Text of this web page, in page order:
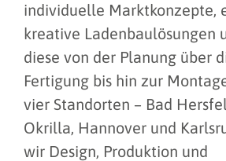
individuelle Marktkonzepte,
kreative Ladenbaulösungen
diese von der Planung über
Fertigung bis hin zur
vier Standorten – Bad
Okrilla, Hannover und
wir Design, Produktion und